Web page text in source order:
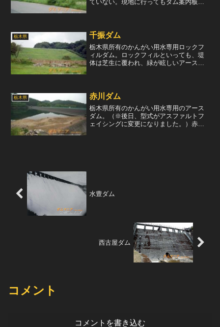
ていない。現地に行ってもダム案内板、
河川の思川は、とても細い...
栃木県 千振ダム
栃木県所有のかんがい用水専用ロックフ
ィルダム。ロックフィルといっても、堤
体は芝生に覆われ、緑が眩しいアースダ
い。唯一、堤体直下に近づけ...
栃木県 赤川ダム
栃木県所有のかんがい用水専用のアース
ダム。（※後日、型式がアスファルトフ
ェイシングに変更になりました。）赤川
水豊ダム
西古屋ダム
コメント
コメントを書き込む